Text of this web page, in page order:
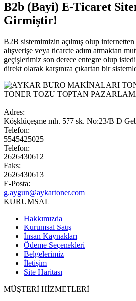
B2b (Bayi) E-Ticaret
Girmiştir!
B2B sistemimizin açılmış olup
alışverişe veya ticarete adım atmaktan
geçişlerimiz son derece entegre olup
direkt olarak karşınıza çıkartan bir
Adres:
Köşklüçeşme mh. 577 sk. No:23/B D
Telefon:
5545425025
Telefon:
2626430612
Faks:
2626430613
E-Posta:
g.aygun@aykartoner.com
KURUMSAL
Hakkımızda
Kurumsal Satış
İnsan Kaynakları
Ödeme Seçenekleri
Belgelerimiz
İletişim
Site Haritası
MÜŞTERİ HİZMETLERİ